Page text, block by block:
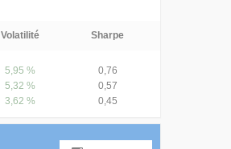
Volatilité Sharpe
5,95 %
0,76
5,32 %
0,57
3,62 % 0,45